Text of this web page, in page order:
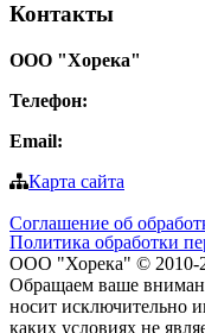
Контакты
ООО "Хорека"
Телефон:
Email:
Карта сайта
Соглашение об
Политика обработки
ООО "Хорека" © 2010-
Обращаем ваше
носит исключительно
каких условиях не